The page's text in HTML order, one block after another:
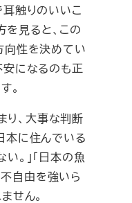
触りのいいこ
見ると、この
向性を決めてい
安になるのも正
。
り、大事な判断
本に住んでいる
。」「日本の魚
自由を強いら
せん。